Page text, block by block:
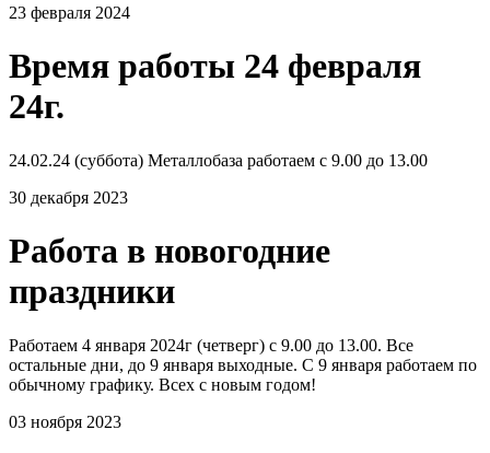
23 февраля 2024
Время работы 24 февраля
24г.
24.02.24 (суббота) Металлобаза работаем с 9.00 до 13.00
30 декабря 2023
Работа в новогодние
праздники
Работаем 4 января 2024г (четверг) с 9.00 до 13.00. Все
остальные дни, до 9 января выходные. С 9 января работаем по
обычному графику. Всех с новым годом!
03 ноября 2023